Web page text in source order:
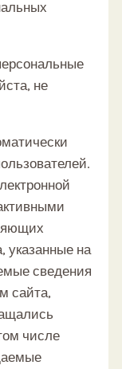
не
указанные на
сведения
сайта,
числе